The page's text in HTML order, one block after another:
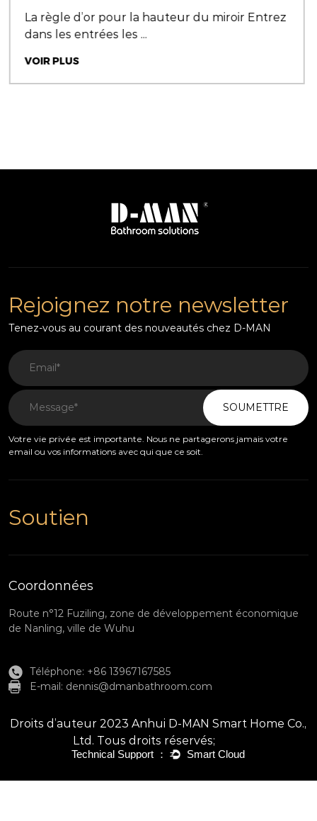
Entrez
Pourquoi choisir la bonne cabine
est important Cabines...
Rejoignez notre newsletter
Tenez-vous au courant des nouveautés chez D-MAN
SOUMETTRE
Votre vie privée est importante. Nous ne partagerons jamais votre
email ou vos informations avec qui que ce soit.
Soutien
Coordonnées
Route n°12 Fuziling, zone de développement économique
de Nanling, ville de Wuhu
Téléphone: +86 13967167585
E-mail: dennis@dmanbathroom.com
Droits d’auteur 2023 Anhui D-MAN Smart Home Co.,
Ltd. Tous droits réservés;